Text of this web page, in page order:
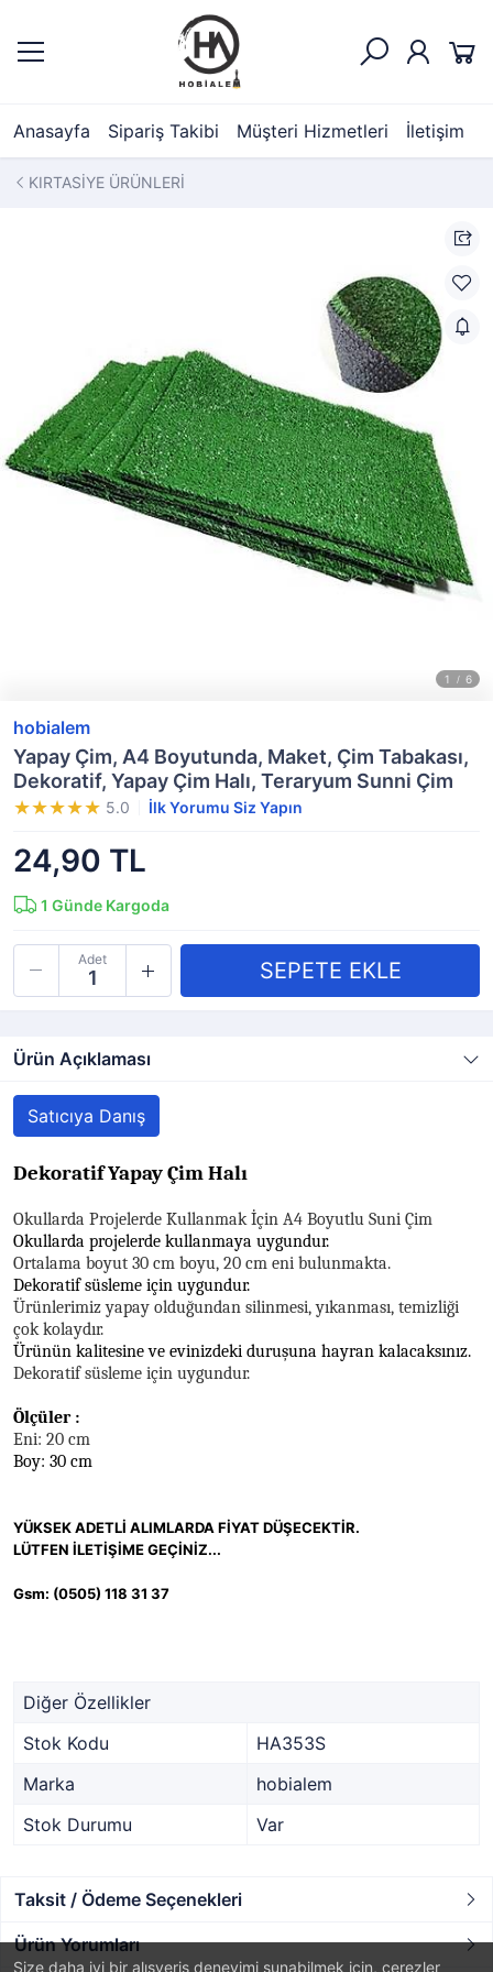
Anasayfa Sipariş Takibi Müşteri Hizmetleri İletişim
Size daha iyi bir alışveriş deneyimi sunabilmek için, çerezler
KIRTASİYE ÜRÜNLERİ
hobialem
Yapay Çim, A4 Boyutunda, Maket, Çim Tabakası,
Dekoratif, Yapay Çim Halı, Teraryum Sunni Çim
5.0 İlk Yorumu Siz Yapın
24,90 TL
1 Günde Kargoda
Adet
Ürün Açıklaması
Satıcıya Danış
Dekoratif Yapay Çim Halı
Okullarda Projelerde Kullanmak İçin A4 Boyutlu Suni Çim
Okullarda projelerde kullanmaya uygundur.
Ortalama boyut 30 cm boyu, 20 cm eni bulunmakta.
Dekoratif süsleme için uygundur.
Ürünlerimiz yapay olduğundan silinmesi, yıkanması, temizliği
çok kolaydır.
Ürünün kalitesine ve evinizdeki duruşuna hayran kalacaksınız.
Dekoratif süsleme için uygundur.
Ölçüler :
Eni: 20 cm
Boy: 30 cm
YÜKSEK ADETLİ ALIMLARDA FİYAT DÜŞECEKTİR.
LÜTFEN İLETİŞİME GEÇİNİZ...
Gsm: (0505) 118 31 37
Diğer Özellikler
Stok Kodu
HA353S
Marka
hobialem
Stok Durumu
Var
Taksit / Ödeme Seçenekleri
Ürün Yorumları